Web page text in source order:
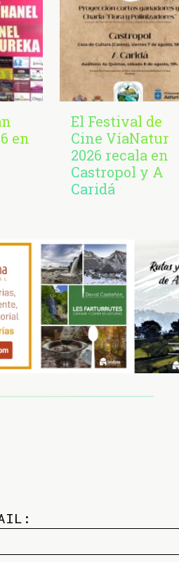
en
El Festival de
Cine VíaNatur
2026 recala en
Castropol y A
Caridá